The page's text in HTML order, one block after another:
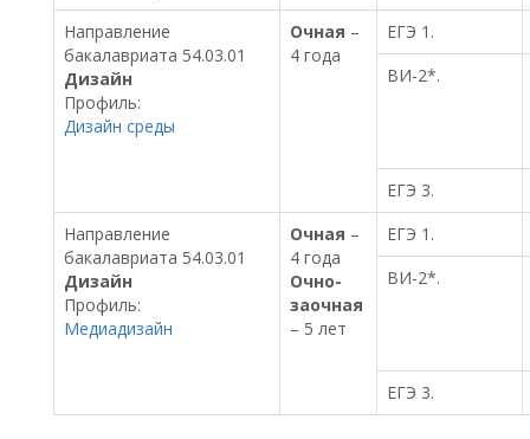
Направление
бакалавриата 54.03.01
Дизайн
Профиль:
Дизайн среды
Очная –
4 года
ЕГЭ 1.
ВИ-2*.
ЕГЭ 3.
Направление
бакалавриата 54.03.01
Дизайн
Профиль:
Медиадизайн
Очная –
4 года
Очно-
заочная
– 5 лет
ЕГЭ 1.
ВИ-2*.
ЕГЭ 3.